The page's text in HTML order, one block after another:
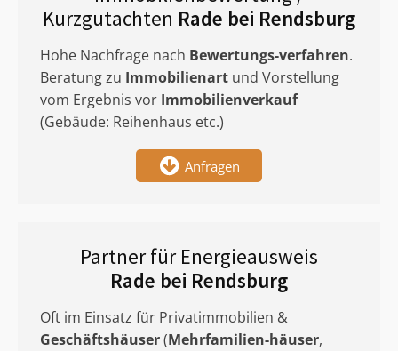
Kurzgutachten Rade bei Rendsburg
Hohe Nachfrage nach Bewertungs-verfahren.
Beratung zu Immobilienart und Vorstellung
vom Ergebnis vor Immobilienverkauf
(Gebäude: Reihenhaus etc.)
Anfragen
Partner für Energieausweis
Rade bei Rendsburg
Oft im Einsatz für Privatimmobilien &
Geschäftshäuser(Mehrfamilien-häuser,